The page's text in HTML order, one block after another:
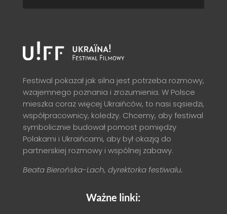
Festiwal pokazał jak silna jest potrzeba rozmowy,
wzajemnego poznania i zrozumienia. W Polsce
mieszka coraz więcej Ukraińców, to nasi sąsiedzi,
współpracownicy, koledzy. Chcemy, aby festiwal
symbolicznie budował pomost pomiędzy
Polakami i Ukraińcami, aby był okazją do
partnerskiej rozmowy i wspólnej zabawy.
Beata Bierońska-Lach, dyrektorka festiwalu.
Ważne linki: